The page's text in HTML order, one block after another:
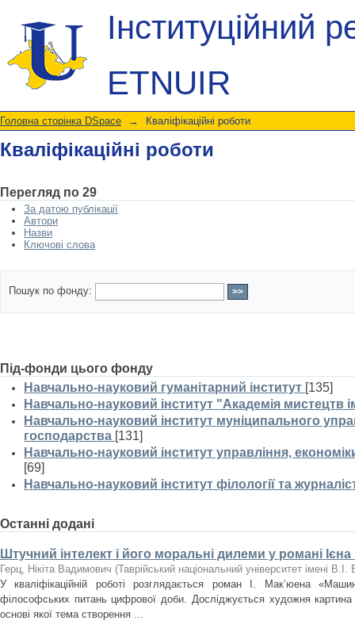
Інституційний
ETNUIR
Кваліфікаційні роботи
Головна сторінка DSpace → Кваліфікаційні роботи
Кваліфікаційні роботи
Перегляд по 29
За датою публікації
Автори
Назви
Ключові слова
Пошук по фонду:
Під-фонди цього фонду
Навчально-науковий гуманітарний інститут [135]
Навчально-науковий інститут "Академія мистецтв
Навчально-науковий інститут муніципального
господарства [131]
Навчально-науковий інститут управління,
[69]
Навчально-науковий інститут філології та
Останні додані
Штучний інтелект і його моральні дилеми у романі
Герц, Нікіта Вадимович (Таврійський національний університет імені В.І.
У кваліфікаційній роботі розглядається роман І. Мак’юена
філософських питань цифрової доби. Досліджується художня картина
основі якої тема створення ...